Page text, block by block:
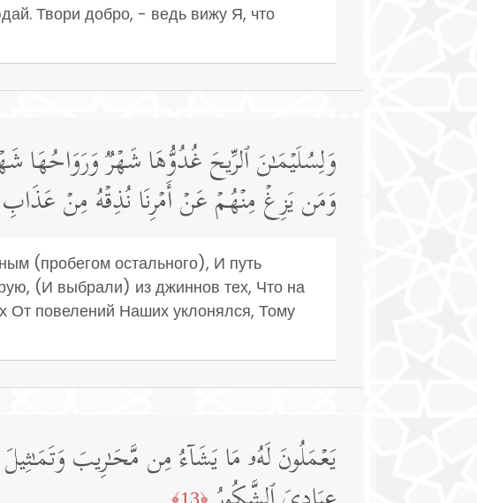
Твори добро, - ведь вижу Я, что
وَلِسُلَیۡمَـٰنَ ٱلرِّیحَ غُدُوُّهَا شَهۡرࣱ وَرَوَاحُهَا
وَمَن یَزِغۡ مِنۡهُمۡ عَنۡ أَمۡرِنَا نُذِقۡهُ مِنۡ عَذَابِ
(пробегом остального), И путь
(И выбрали) из джиннов тех, Что на
От повелений Наших уклонялся, Тому
یَعۡمَلُونَ لَهُۥ مَا یَشَاۤءُ مِن مَّحَـٰرِیبَ
﴿13﴾